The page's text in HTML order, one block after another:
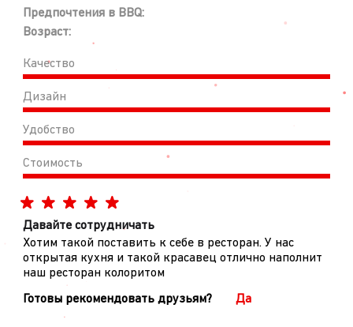
Предпочтения в BBQ:
Возраст:
Качество
Дизайн
Удобство
Стоимость
Давайте сотрудничать
Хотим такой поставить к себе в ресторан. У нас
открытая кухня и такой красавец отлично наполнит
наш ресторан колоритом
Готовы рекомендовать друзьям? Да